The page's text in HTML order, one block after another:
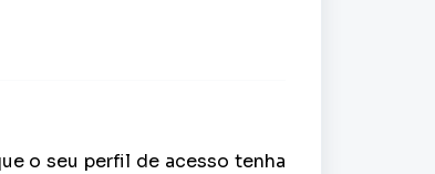
o seu perfil de acesso tenha